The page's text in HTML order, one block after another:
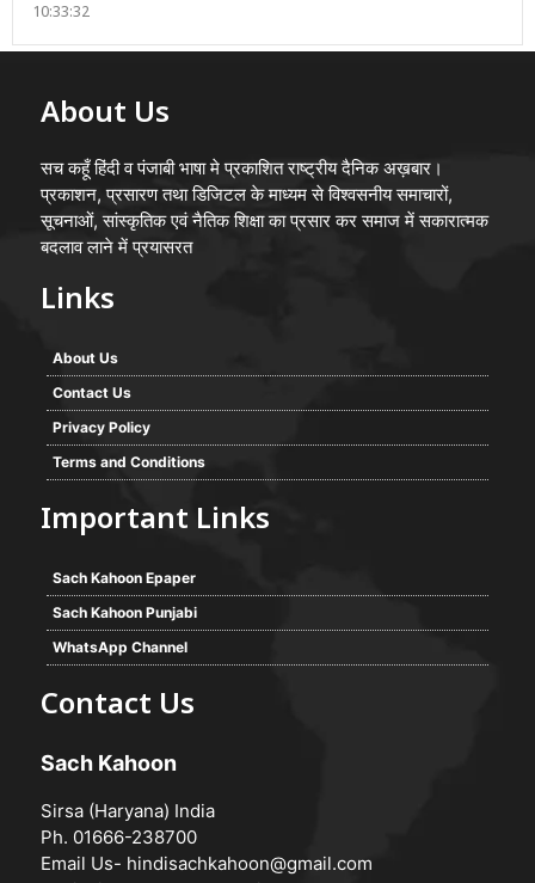
10:33:32
About Us
सच कहूँ हिंदी व पंजाबी भाषा मे प्रकाशित राष्ट्रीय दैनिक अख़बार।
प्रकाशन, प्रसारण तथा डिजिटल के माध्यम से विश्वसनीय समाचारों,
सूचनाओं, सांस्कृतिक एवं नैतिक शिक्षा का प्रसार कर समाज में सकारात्मक
बदलाव लाने में प्रयासरत
Links
About Us
Contact Us
Privacy Policy
Terms and Conditions
Important Links
Sach Kahoon Epaper
Sach Kahoon Punjabi
WhatsApp Channel
Contact Us
Sach Kahoon
Sirsa (Haryana) India
Ph. 01666-238700
Email Us- hindisachkahoon@gmail.com